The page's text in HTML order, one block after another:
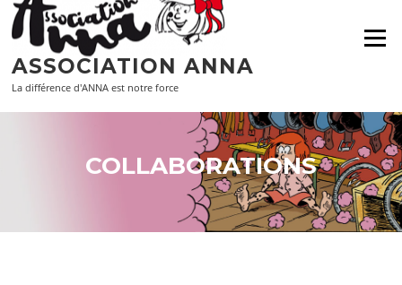
Aller
au
contenu
ASSOCIATION ANNA
La différence d'ANNA est notre force
Menu
COLLABORATIONS